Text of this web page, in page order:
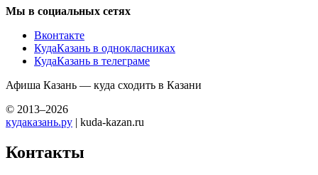
Мы в социальных сетях
Вконтакте
КудаКазань в однокласниках
КудаКазань в телеграме
Афиша Казань — куда сходить в Казани
© 2013–2026
кудаказань.ру | kuda-kazan.ru
Контакты